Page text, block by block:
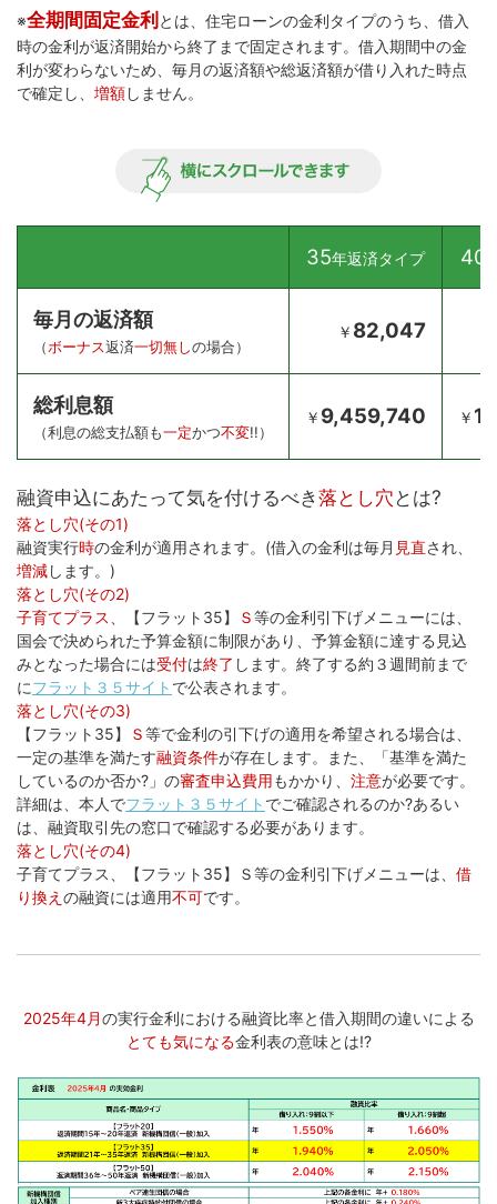
※全期間固定金利とは、住宅ローンの金利タイプのうち、借入
時の金利が返済開始から終了まで固定されます。借入期間中の金
利が変わらないため、毎月の返済額や総返済額が借り入れた時点
で確定し、 増額しません。
35年返済タイプ 40
毎月の返済額
（ボーナス返済一切無しの場合）
￥ 82,047
総利息額
（利息の総支払額も一定かつ不変!!）
￥ 9,459,740 ￥
融資申込にあたって気を付けるべき落とし穴とは?
落とし穴(その1)
融資実行時の金利が適用されます。(借入の金利は毎月 見直され、
増減します。)
落とし穴(その2)
子育てプラス
、【フラット35】 Ｓ等の金利引下げメニューには、
国会で決められた予算金額に制限があり、予算金額に達する見込
みとなった場合には受付は終了 します。終了する約３週間前まで
にフラット３５サイト で公表されます。
落とし穴(その3)
【フラット35】
Ｓ等で金利の引下げの適用を希望される場合は、
一定の基準を満たす融資条件が存在します。また、「基準を満た
しているのか否か?」の審査申込費用もかかり、 注意が必要です。
詳細は、本人でフラット３５サイト でご確認されるのか?あるい
は、融資取引先の窓口で確認する必要があります。
落とし穴(その4)
子育てプラス、【フラット35】Ｓ等の金利引下げメニューは、 借
り換え の融資には適用不可です。
2025年4月の実行金利における融資比率と借入期間の違いによる
とても気になる金利表の意味とは!?